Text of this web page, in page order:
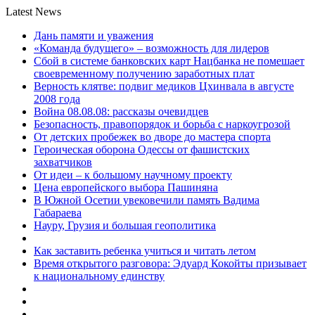
Latest News
Дань памяти и уважения
«Команда будущего» – возможность для лидеров
Сбой в системе банковских карт Нацбанка не помешает
своевременному получению заработных плат
Верность клятве: подвиг медиков Цхинвала в августе
2008 года
Война 08.08.08: рассказы очевидцев
Безопасность, правопорядок и борьба с наркоугрозой
От детских пробежек во дворе до мастера спорта
Героическая оборона Одессы от фашистских
захватчиков
От идеи – к большому научному проекту
Цена европейского выбора Пашиняна
В Южной Осетии увековечили память Вадима
Габараева
Науру, Грузия и большая геополитика
Как заставить ребенка учиться и читать летом
Время открытого разговора: Эдуард Кокойты призывает
к национальному единству